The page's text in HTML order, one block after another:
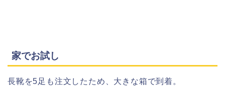
家でお試し
長靴を5足も注文したため、大きな箱で到着。